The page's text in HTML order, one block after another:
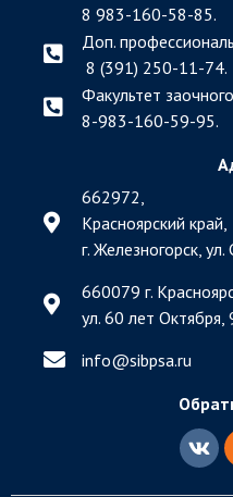
8 983-160-58-85.
Доп.
8 (391) 250-11-74.
Факультет
8-983-160-59-95.
662972,
Красноярский край,
г. Железногорск, ул.
660079 г.
ул. 60 лет Октября,
info@sibpsa.ru